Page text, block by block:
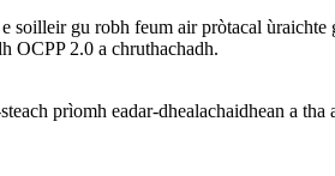
soilleir gu robh feum air pròtacal
OCPP 2.0 a chruthachadh.
prìomh eadar-dhealachaidhean a